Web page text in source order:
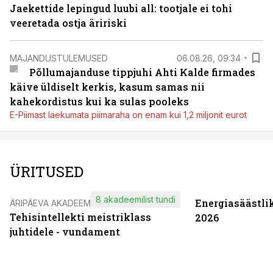
Jaekettide lepingud luubi all: tootjale ei tohi
veeretada ostja äririski
MAJANDUSTULEMUSED 06.08.26, 09:34
Põllumajanduse tippjuhi Ahti Kalde firmades
käive üldiselt kerkis, kasum samas nii
kahekordistus kui ka sulas pooleks
E-Piimast laekumata piimaraha on enam kui 1,2 miljonit eurot
ÜRITUSED
ÄRIPÄEVA AKADEEMIA
Tehisintellekti meistriklass
juhtidele - vundament
8 akadeemilist tundi
2026